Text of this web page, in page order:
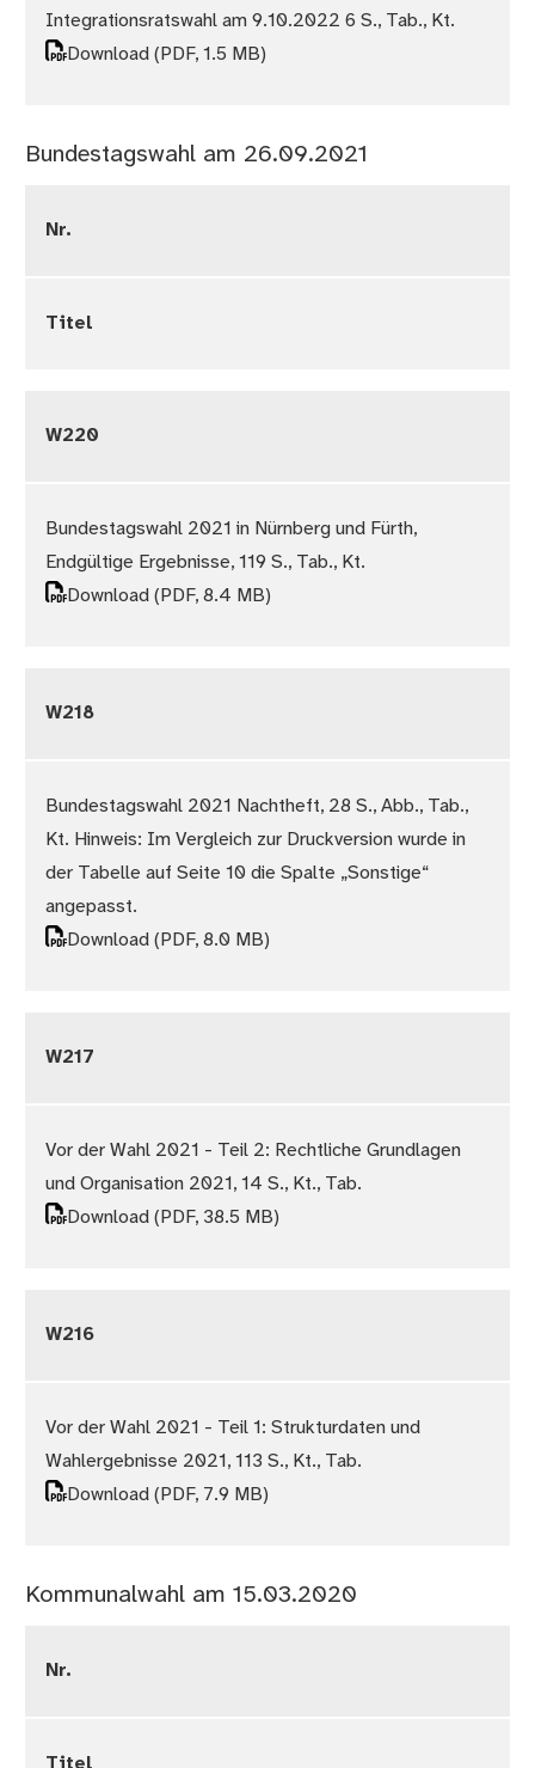
Integrationsratswahl am 9.10.2022 6 S., Tab., Kt.
Download(PDF, 1.5 MB)
Bundestagswahl am 26.09.2021
Nr.
Titel
W220
Bundestagswahl 2021 in Nürnberg und Fürth,
Endgültige Ergebnisse, 119 S., Tab., Kt.
Download(PDF, 8.4 MB)
W218
Bundestagswahl 2021 Nachtheft, 28 S., Abb., Tab.,
Kt. Hinweis: Im Vergleich zur Druckversion wurde in
der Tabelle auf Seite 10 die Spalte „Sonstige“
angepasst.
Download(PDF, 8.0 MB)
W217
Vor der Wahl 2021 - Teil 2: Rechtliche Grundlagen
und Organisation 2021, 14 S., Kt., Tab.
Download(PDF, 38.5 MB)
W216
Vor der Wahl 2021 - Teil 1: Strukturdaten und
Wahlergebnisse 2021, 113 S., Kt., Tab.
Download(PDF, 7.9 MB)
Kommunalwahl am 15.03.2020
Nr.